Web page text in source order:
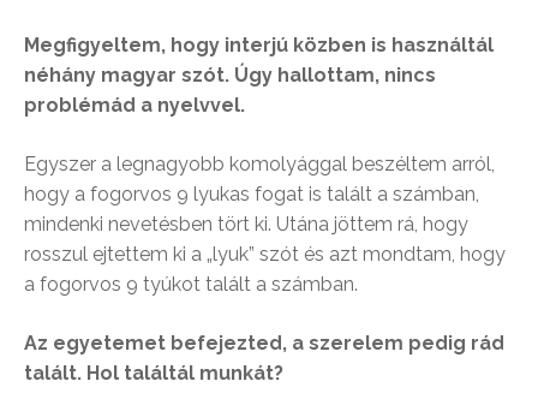
Megfigyeltem, hogy interjú közben is használtál
néhány magyar szót. Úgy hallottam, nincs
problémád a nyelvvel.
Egyszer a legnagyobb komolyággal beszéltem arról,
hogy a fogorvos 9 lyukas fogat is talált a számban,
mindenki nevetésben tört ki. Utána jöttem rá, hogy
rosszul ejtettem ki a „lyuk” szót és azt mondtam, hogy
a fogorvos 9 tyúkot talált a számban.
Az egyetemet befejezted, a szerelem pedig rád
talált. Hol találtál munkát?